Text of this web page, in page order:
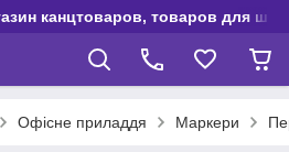
канцтоваров, товаров для
Офісне приладдя Маркери